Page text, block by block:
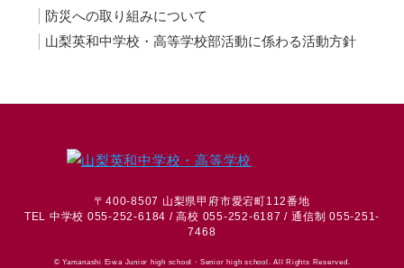
防災への取り組みについて
山梨英和中学校・高等学校部活動に係わる活動方針
〒400-8507 山梨県甲府市愛宕町112番地
TEL 中学校 055-252-6184 / 高校 055-252-6187 / 通信制 055-251-
7468
© Yamanashi Eiwa Junior high school・Senior high school. All Rights Reserved.